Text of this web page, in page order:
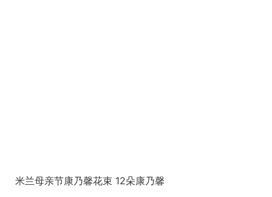
米兰母亲节康乃馨花束 12朵康乃馨